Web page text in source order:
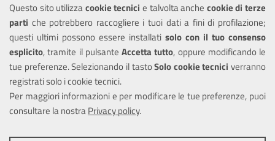
Questo sito utilizzacookie tecnicie talvolta anche cookie di terze
parti che potrebbero raccogliere i tuoi dati a fini di profilazione;
questi ultimi possono essere installati solo con il tuo consenso
esplicito, tramite il pulsante Accetta tutto, oppure modificando le
tue preferenze. Selezionando il tastoSolo cookie tecnici verranno
registrati solo i cookie tecnici.
Per maggiori informazioni e per modificare le tue preferenze, puoi
consultare la nostraPrivacy policy.
Amministrazione trasparente
Informativa privacy
Note legali
Piano di miglioramento del sito
Dichiarazione di accessibilità